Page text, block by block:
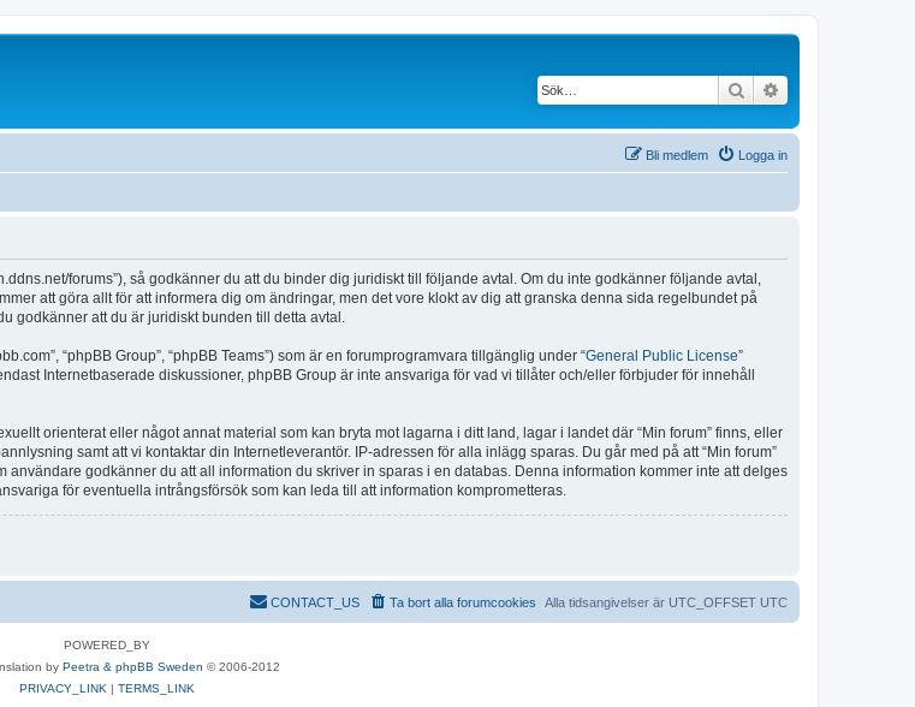
Sök
Logga in
Bli medlem
forums”), så godkänner du att du binder dig juridiskt till följande avtal. Om du inte godkänner följande avtal,
att göra allt för att informera dig om ändringar, men det vore klokt av dig att granska denna sida regelbundet på
godkänner att du är juridiskt bunden till detta avtal.
“phpBB Group”, “phpBB Teams”) som är en forumprogramvara tillgänglig under “General Public License”
Internetbaserade diskussioner, phpBB Group är inte ansvariga för vad vi tillåter och/eller förbjuder för innehåll
orienterat eller något annat material som kan bryta mot lagarna i ditt land, lagar i landet där “Min forum” finns, eller
samt att vi kontaktar din Internetleverantör. IP-adressen för alla inlägg sparas. Du går med på att “Min forum”
godkänner du att all information du skriver in sparas i en databas. Denna information kommer inte att delges
för eventuella intrångsförsök som kan leda till att information komprometteras.
Alla tidsangivelser är UTC_OFFSET UTC
Ta bort alla forumcookies
CONTACT_US
POWERED_BY
by Peetra & phpBB Sweden © 2006-2012
PRIVACY_LINK | TERMS_LINK